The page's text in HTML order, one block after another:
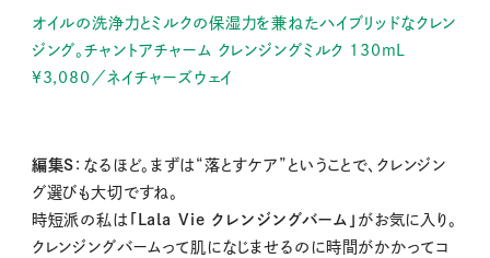
オイルの洗浄力とミルクの保湿力を兼ねたハイブリッドなクレン
ジング。チャントアチャーム クレンジングミルク 130mL
¥3,080／ネイチャーズウェイ
編集S ：なるほど。まずは“落とすケア”ということで、クレンジン
グ選びも大切ですね。
時短派の私は 「Lala Vie クレンジングバーム」 がお気に入り。
クレンジングバームって肌になじませるのに時間がかかってコ